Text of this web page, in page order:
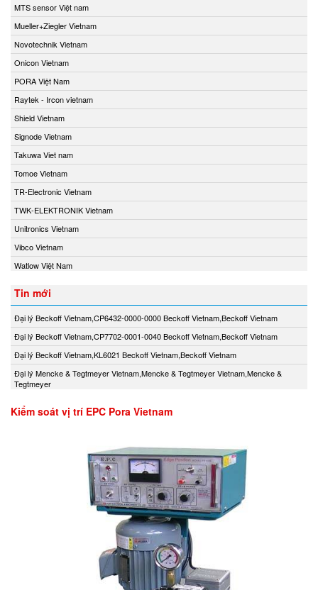
MTS sensor Việt nam
Mueller+Ziegler Vietnam
Novotechnik Vietnam
Onicon Vietnam
PORA Việt Nam
Raytek - Ircon vietnam
Shield Vietnam
Signode Vietnam
Takuwa Viet nam
Tomoe Vietnam
TR-Electronic Vietnam
TWK-ELEKTRONIK Vietnam
Unitronics Vietnam
Vibco Vietnam
Watlow Việt Nam
Tin mới
Đại lý Beckoff Vietnam,CP6432-0000-0000 Beckoff Vietnam,Beckoff Vietnam
Đại lý Beckoff Vietnam,CP7702-0001-0040 Beckoff Vietnam,Beckoff Vietnam
Đại lý Beckoff Vietnam,KL6021 Beckoff Vietnam,Beckoff Vietnam
Đại lý Mencke & Tegtmeyer Vietnam,Mencke & Tegtmeyer Vietnam,Mencke &
Tegtmeyer
Kiểm soát vị trí EPC Pora Vietnam